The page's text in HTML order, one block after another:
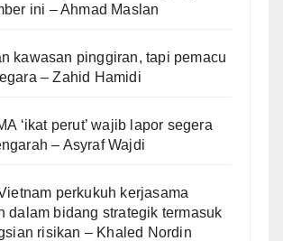
ini – Ahmad Maslan
kawasan pinggiran, tapi pemacu
– Zahid Hamidi
‘ikat perut’ wajib lapor segera
– Asyraf Wajdi
perkukuh kerjasama
dalam bidang strategik termasuk
risikan – Khaled Nordin